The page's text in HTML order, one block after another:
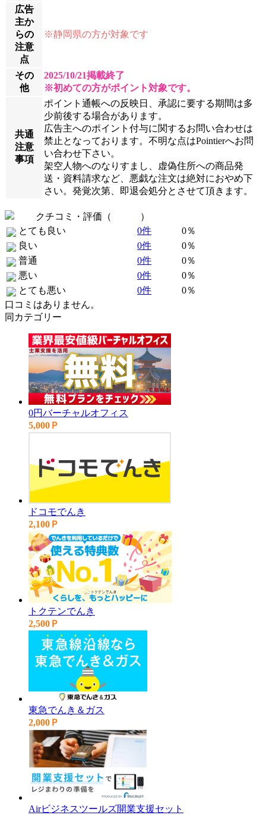
広告
主か
らの
注意
点
※静岡県の方が対象です
その
他
2025/10/21掲載終了
※初めての方がポイント対象です。
共通
注意
事項
ポイント通帳への反映日、承認に要する期間は多
少前後する場合があります。
広告主へのポイント付与に関するお問い合わせは
禁止となっております。不明な点はPointierへお問
い合わせ下さい。
架空人物へのなりすまし、虚偽住所への商品発
送・資料請求など、悪戯な注文は絶対におやめ下
さい。発覚次第、即退会処分とさせて頂きます。
クチコミ・評価（
）
とても良い
0件
0％
良い
0件
0％
普通
0件
0％
悪い
0件
0％
とても悪い
0件
0％
口コミはありません。
同カテゴリー
0円バーチャルオフィス
5,000Ｐ
ドコモでんき
2,100Ｐ
トクテンでんき
2,500Ｐ
東急でんき＆ガス
2,000Ｐ
Airビジネスツールズ開業支援セット